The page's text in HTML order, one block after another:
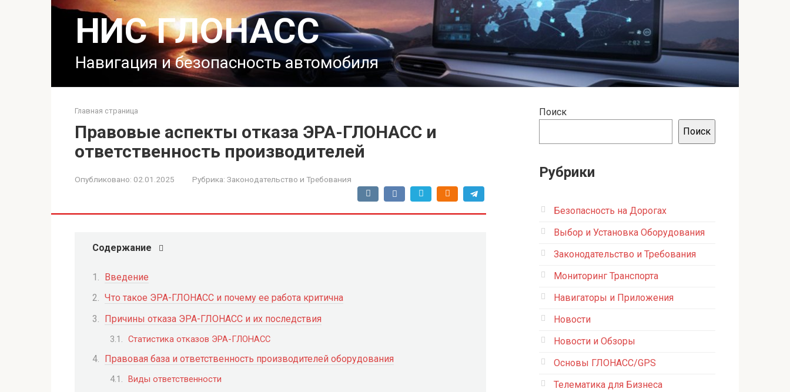
НИС ГЛОНАСС
Навигация и безопасность автомобиля
Главная страница
Правовые аспекты отказа ЭРА-ГЛОНАСС и
ответственность производителей
Опубликовано: 02.01.2025 Рубрика: Законодательство и Требования
Содержание
Введение
Что такое ЭРА-ГЛОНАСС и почему ее работа критична
Причины отказа ЭРА-ГЛОНАСС и их последствия
Статистика отказов ЭРА-ГЛОНАСС
Правовая база и ответственность производителей оборудования
Виды ответственности
Поиск
Поиск
Рубрики
Безопасность на Дорогах
Выбор и Установка Оборудования
Законодательство и Требования
Мониторинг Транспорта
Навигаторы и Приложения
Новости
Новости и Обзоры
Основы ГЛОНАСС/GPS
Телематика для Бизнеса